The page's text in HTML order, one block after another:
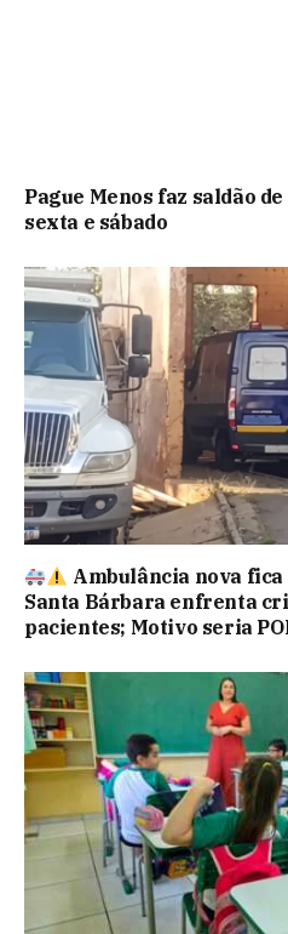
Pague Menos faz saldão
sexta e sábado
Ambulância nova
Santa Bárbara enfrenta
pacientes; Motivo seria